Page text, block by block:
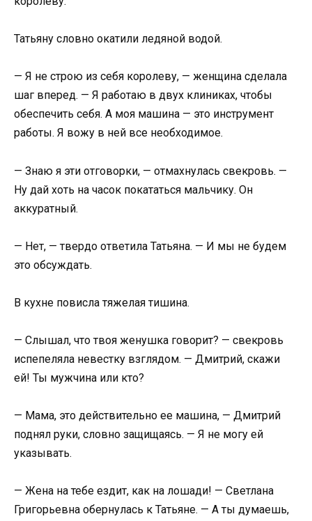
Татьяну словно окатили ледяной водой.
— Я не строю из себя королеву, — женщина сделала
шаг вперед. — Я работаю в двух клиниках, чтобы
обеспечить себя. А моя машина — это инструмент
работы. Я вожу в ней все необходимое.
— Знаю я эти отговорки, — отмахнулась свекровь. —
Ну дай хоть на часок покататься мальчику. Он
аккуратный.
— Нет, — твердо ответила Татьяна. — И мы не будем
это обсуждать.
В кухне повисла тяжелая тишина.
— Слышал, что твоя женушка говорит? — свекровь
испепеляла невестку взглядом. — Дмитрий, скажи
ей! Ты мужчина или кто?
— Мама, это действительно ее машина, — Дмитрий
поднял руки, словно защищаясь. — Я не могу ей
указывать.
— Жена на тебе ездит, как на лошади! — Светлана
Григорьевна обернулась к Татьяне. — А ты думаешь,